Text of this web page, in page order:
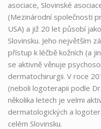
asociace, Slovinské
(Mezinárodní společnosti
USA) a již 20 let působí
Slovinsku. Jeho největším
přístup k léčbě kožních (a
se aktivně věnuje
dermatochirurgii. V roce
(neboli logoterapii podle
několika letech je velmi
dermatologických a
celém Slovinsku.